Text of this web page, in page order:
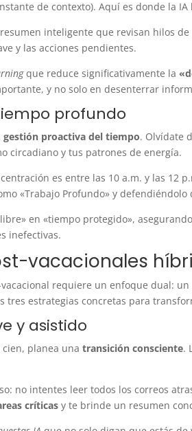
de contexto). Aquí es donde la IA
inteligente que revisan hilos
y las acciones pendientes.
que reduce significativamente la
y no solo en desenterrar
profundo
gestión proactiva del tiempo. Olvídate
circadiano y tus patrones de energía.
es entre las 10 a.m. y las 12
«Trabajo Profundo» y
en «tiempo protegido»,
inefectivas.
vacacionales
requiere un enfoque dual:
tres estrategias concretas para
y asistido
cien, planea unatransición consciente.
no intentes leer todos los correos
críticas y te brinde un resumen